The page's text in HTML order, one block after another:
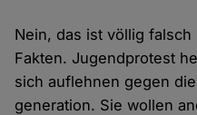
Nein, das ist völlig
Fakten. Jugend­protest
sich auf­lehnen gegen
generation. Sie wollen